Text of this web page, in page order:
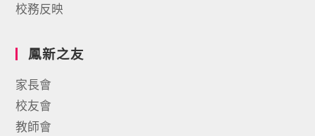
校務反映
鳳新之友
家長會
校友會
教師會